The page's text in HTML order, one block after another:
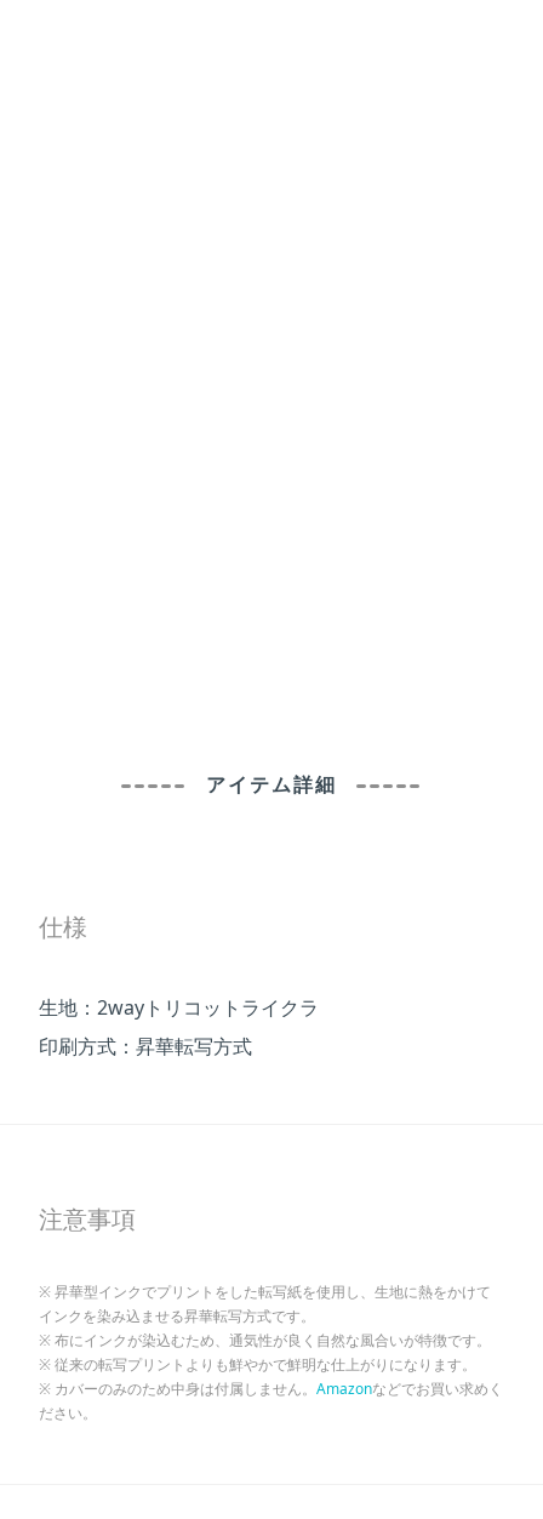
アイテム詳細
仕様
生地：2wayトリコットライクラ
印刷方式：昇華転写方式
注意事項
昇華型インクでプリントをした転写紙を使用し、生地に熱をかけて
インクを染み込ませる昇華転写方式です。
布にインクが染込むため、通気性が良く自然な風合いが特徴です。
従来の転写プリントよりも鮮やかで鮮明な仕上がりになります。
カバーのみのため中身は付属しません。 Amazonなどでお買い求めく
ださい。